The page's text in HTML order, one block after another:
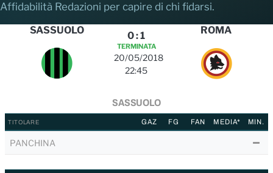
Affidabilità Redazioni per capire di chi fidarsi.
SASSUOLO 0:1
TERMINATA
20/05/2018
22:45
ROMA
SASSUOLO
TITOLARE GAZ FG FAN MEDIA* MIN.
PANCHINA